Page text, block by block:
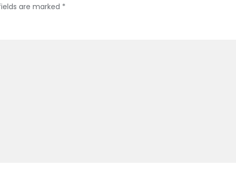
are marked *